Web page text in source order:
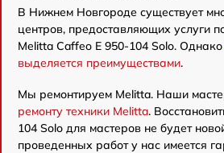
В Нижнем Новгороде существует
центров, предоставляющих услуги
Melitta Caffeo E 950-104 Solo. Однако
выделяется преимуществами.
Мы ремонтируем Melitta. Наши
ремонту техники Melitta.
104 Solo для мастеров не будет
проведенных работ у нас имеется